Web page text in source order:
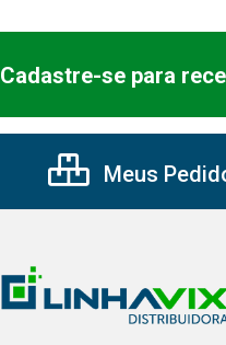
Cadastre-se para
Meus